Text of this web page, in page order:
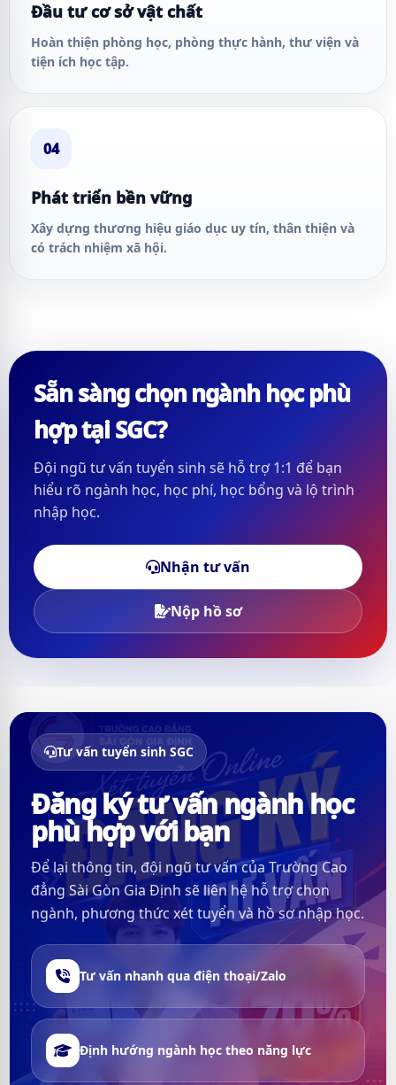
Đầu tư cơ sở vật chất
Hoàn thiện phòng học, phòng thực hành, thư viện và
tiện ích học tập.
04
Phát triển bền vững
Xây dựng thương hiệu giáo dục uy tín, thân thiện và
có trách nhiệm xã hội.
Sẵn sàng chọn ngành học phù
hợp tại SGC?
Đội ngũ tư vấn tuyển sinh sẽ hỗ trợ 1:1 để bạn
hiểu rõ ngành học, học phí, học bổng và lộ trình
nhập học.
Nhận tư vấn
Nộp hồ sơ
Tư vấn tuyển sinh SGC
Đăng ký tư vấn ngành học
phù hợp với bạn
Để lại thông tin, đội ngũ tư vấn của Trường Cao
đẳng Sài Gòn Gia Định sẽ liên hệ hỗ trợ chọn
ngành, phương thức xét tuyển và hồ sơ nhập học.
Tư vấn nhanh qua điện thoại/Zalo
Định hướng ngành học theo năng lực